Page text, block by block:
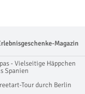
Magazin
- Vielseitige Häppchen
Spanien
Tour durch Berlin